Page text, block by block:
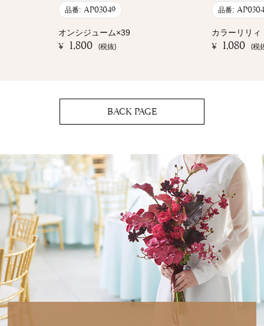
品番: AP03049
オンシジューム×39
¥ 1,800 (税抜)
品番:
カラーリリィ
¥ 1,080 (税
BACK PAGE